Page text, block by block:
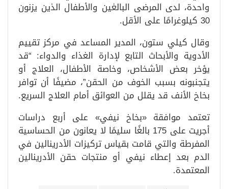
واحدة، لدى المرضى البالغين والأطفال الذين يزنون
30 كيلوغرامًا على الأقل.
وقال كيلي ستون، المدير المساعد في مركز تقييم
الأدوية والأبحاث التابع لإدارة الغذاء والدواء: “قد
يؤخر بعض الأشخاص، وخاصة الأطفال، العلاج أو
يتجنبونه بسبب الخوف من الحقن”، مضيفًا أن توافر
بخاخ الأنف قد يقلل من العوائق أمام العلاج السريع.
تعتمد موافقة «بخاخ نيفي» على أربع دراسات
أجريت على 175 بالغًا سليمًا لا يعانون من الحساسية
المفرطة والتي قامت بقياس تركيزات الأدرينالين في
الدم بعد إعطاء نيفي أو منتجات حقن الأدرينالين
المعتمدة.